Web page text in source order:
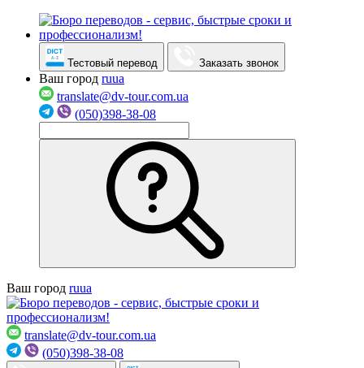
Тестовый перевод Заказать звонок
Ваш город ruua
translate@dv-tour.com.ua
(050)398-38-08
Ваш город ruua
translate@dv-tour.com.ua
(050)398-38-08